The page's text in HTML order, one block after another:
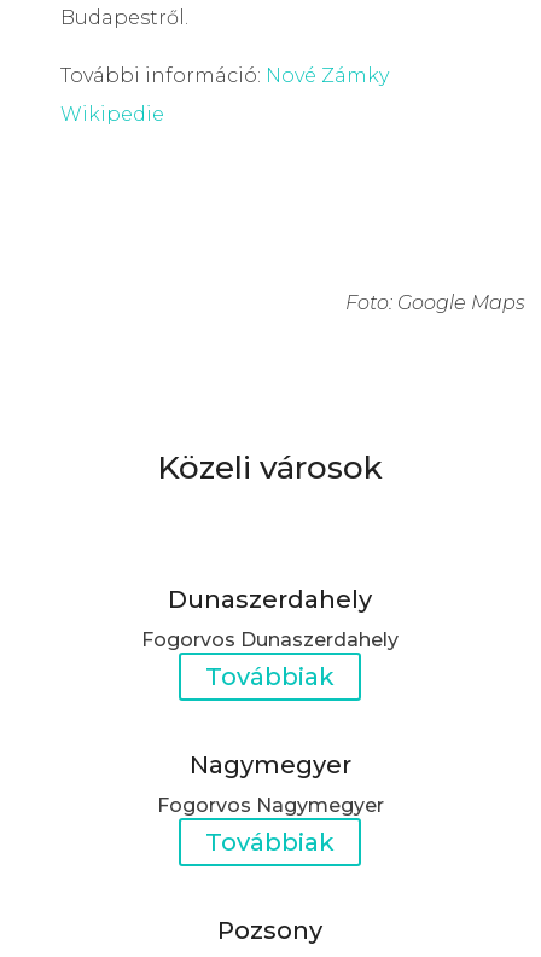
Budapestről.
További információ: Nové Zámky
Wikipedie
Foto: Google Maps
Közeli városok
Dunaszerdahely
Fogorvos Dunaszerdahely
Továbbiak
Nagymegyer
Fogorvos Nagymegyer
Továbbiak
Pozsony